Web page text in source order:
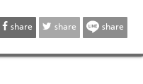
share share share